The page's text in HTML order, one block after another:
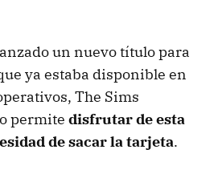
un nuevo título para
ya estaba disponible en
The Sims
permite disfrutar de esta
de sacar la tarjeta.